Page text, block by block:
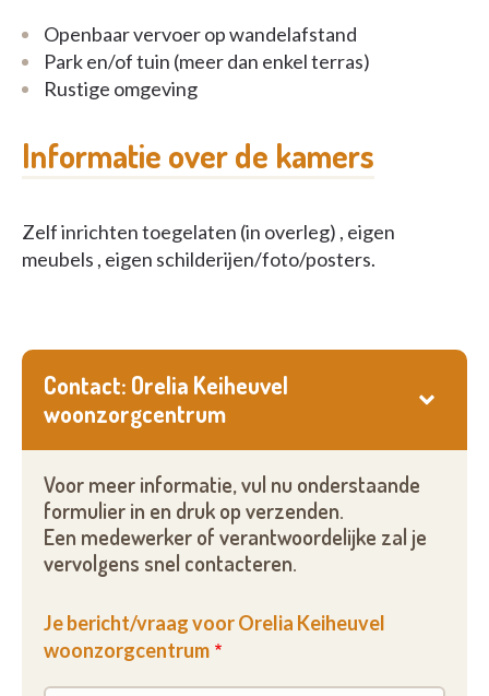
Openbaar vervoer op wandelafstand
Park en/of tuin (meer dan enkel terras)
Rustige omgeving
Informatie over de kamers
Zelf inrichten toegelaten (in overleg) , eigen
meubels , eigen schilderijen/foto/posters.
Contact: Orelia Keiheuvel
woonzorgcentrum
Voor meer informatie, vul nu onderstaande
formulier in en druk op verzenden.
Een medewerker of verantwoordelijke zal je
vervolgens snel contacteren.
Je bericht/vraag voor Orelia Keiheuvel
woonzorgcentrum